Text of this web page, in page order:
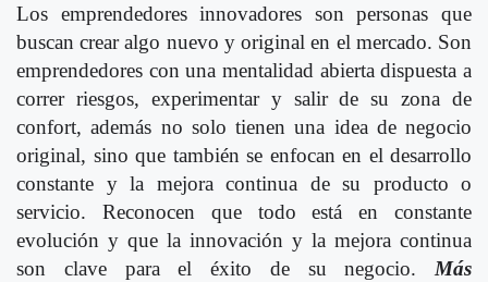
Los emprendedores innovadores son personas que
buscan crear algo nuevo y original en el mercado. Son
emprendedores con una mentalidad abierta dispuesta a
correr riesgos, experimentar y salir de su zona de
confort, además no solo tienen una idea de negocio
original, sino que también se enfocan en el desarrollo
constante y la mejora continua de su producto o
servicio. Reconocen que todo está en constante
evolución y que la innovación y la mejora continua
son clave para el éxito de su negocio. Más